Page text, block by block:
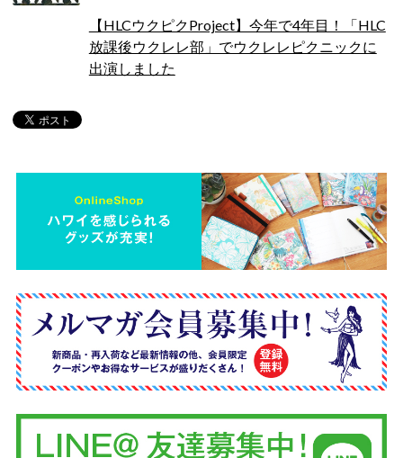
【HLCウクピクProject】今年で4年目！「HLC
放課後ウクレレ部」でウクレレピクニックに
出演しました